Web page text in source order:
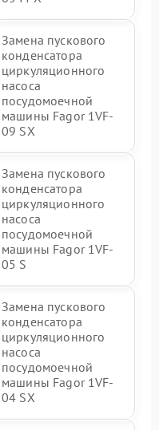
Замена пускового
конденсатора
циркуляционного
насоса
посудомоечной
машины Fagor 1VF-
09 SX
Замена пускового
конденсатора
циркуляционного
насоса
посудомоечной
машины Fagor 1VF-
05 S
Замена пускового
конденсатора
циркуляционного
насоса
посудомоечной
машины Fagor 1VF-
04 SX